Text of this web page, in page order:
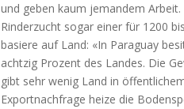
und geben kaum jemandem
Rinderzucht sogar einer für 1200
basiere auf Land: «In Paraguay
achtzig Prozent des Landes. Die
gibt sehr wenig Land in
Exportnachfrage heize die